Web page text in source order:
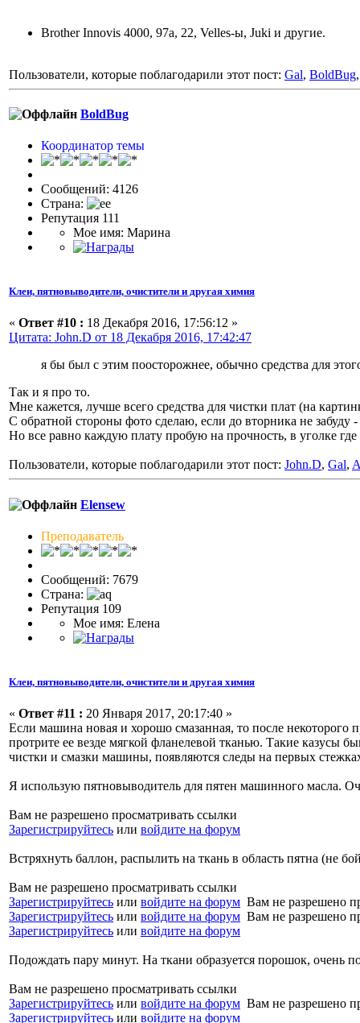
Brother Innovis 4000, 97a, 22, Velles-ы, Juki и другие.
Пользователи, которые поблагодарили этот пост: Gal, BoldBug
BoldBug
Координатор темы
Сообщений: 4126
Страна:
Репутация 111
Мое имя: Марина
Клеи, пятновыводители, очистители и другая химия
« Ответ #10 : 18 Декабря 2016, 17:56:12 »
Цитата: John.D от 18 Декабря 2016, 17:42:47
я бы был с этим поосторожнее, обычно средства для
Так и я про то.
Мне кажется, лучше всего средства для чистки плат (на
С обратной стороны фото сделаю, если до вторника не забуду
Но все равно каждую плату пробую на прочность, в уголке
Пользователи, которые поблагодарили этот пост: John.D, Gal,
Elensew
Преподаватель
Сообщений: 7679
Страна:
Репутация 109
Мое имя: Елена
Клеи, пятновыводители, очистители и другая химия
« Ответ #11 : 20 Января 2017, 20:17:40 »
Если машина новая и хорошо смазанная, то после некоторого
протрите ее везде мягкой фланелевой тканью. Такие казусы
чистки и смазки машины, появляются следы на первых
Я использую пятновыводитель для пятен машинного масла.
Вам не разрешено просматривать ссылки
Зарегистрируйтесь или войдите на форум
Встряхнуть баллон, распылить на ткань в область пятна (не
Вам не разрешено просматривать ссылки
Зарегистрируйтесь или войдите на форум Вам не разрешено
Зарегистрируйтесь или войдите на форум Вам не разрешено
Зарегистрируйтесь или войдите на форум
Подождать пару минут. На ткани образуется порошок, очень
Вам не разрешено просматривать ссылки
Зарегистрируйтесь или войдите на форум Вам не разрешено
Зарегистрируйтесь или войдите на форум